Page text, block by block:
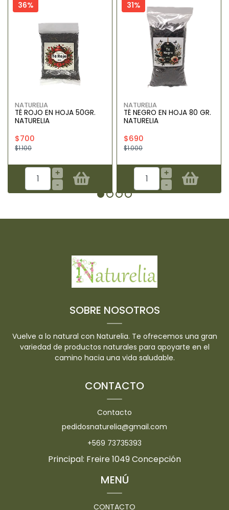
36%
NATURELIA
TÉ ROJO EN HOJA 50GR.
NATURELIA
$700
$1.100
+
-
31%
NATURELIA
TÉ NEGRO EN HOJA 80 GR.
NATURELIA
$690
$1.000
+
-
SOBRE NOSOTROS
Vuelve a lo natural con Naturelia. Te ofrecemos una gran
variedad de productos naturales para apoyarte en el
camino hacia una vida saludable.
CONTACTO
Contacto
pedidosnaturelia@gmail.com
+569 73735393
Principal: Freire 1049 Concepción
MENÚ
CONTACTO